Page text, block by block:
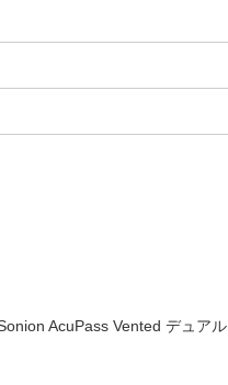
AcuPass Vented デュアル